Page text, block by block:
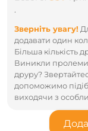
.
Зверніть увагу!
додавати один
Більша кількість
Виникли пролеми
друру?
допоможимо
виходячи з